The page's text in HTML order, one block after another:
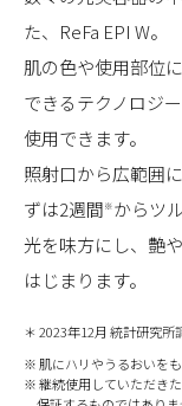
た、ReFa EPI W。
肌の色や使用部位
できるテクノロジ
使用できます。
照射口から広範囲
ずは2週間※からツ
光を味方にし、艶
はじまります。
＊ 2023年12月 統計研究所
※ 肌にハリやうるおいを
※ 継続使用していただき